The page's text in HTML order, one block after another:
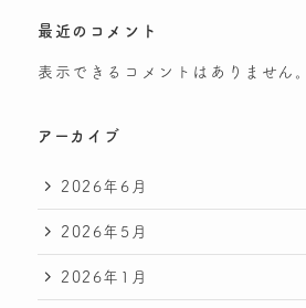
最近のコメント
表示できるコメントはありません。
アーカイブ
2026年6月
2026年5月
2026年1月